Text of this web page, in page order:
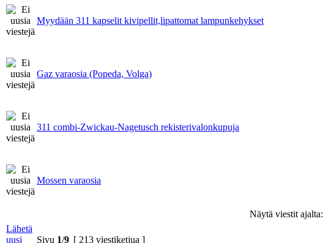
Myydään 311 kapselit kivipellit,lipattomat lampunkehykset
Gaz varaosia (Popeda, Volga)
311 combi-Zwickau-Nagetusch rekisterivalonkupuja
Mossen varaosia
Näytä viestit ajalta:
Lähetä
uusi
Sivu 1/9 [ 213 viestiketjua ]